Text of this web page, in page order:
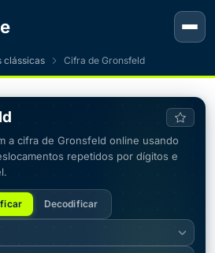
clássicas Cifra de Gronsfeld
a cifra de Gronsfeld online usando
repetidos por dígitos e
Decodificar